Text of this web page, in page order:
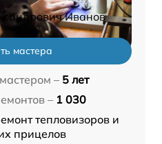
Иванов
мастера
– 5 лет
– 1 030
тепловизоров и
прицелов